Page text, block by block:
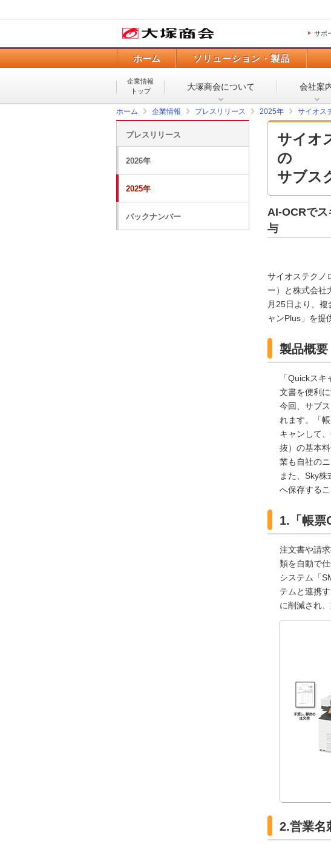
サポ
ホーム ソリューション・製品
企業情報
トップ
大塚商会について 会社案
ホーム 企業情報 プレスリリース 2025年 サイオス
サイオ
の
サブス
AI-OCRでス
与
サイオステクノ
ー）と株式会社
月25日より、
ャンPlus」を提
製品概要
「Quickス
文書を便利
今回、サブ
れます。「
キャンして
抜）の基本
業も自社の
また、Sky株
へ保存する
1.「帳票
注文書や請
類を自動で
システム「
テムと連携
に削減され
2.営業名
プレスリリース
2026年
2025年
バックナンバー